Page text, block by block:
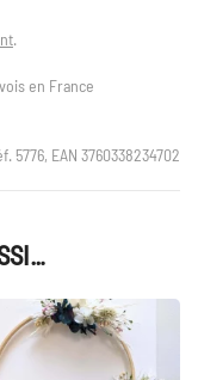
.
en France
5776, EAN 3760338234702